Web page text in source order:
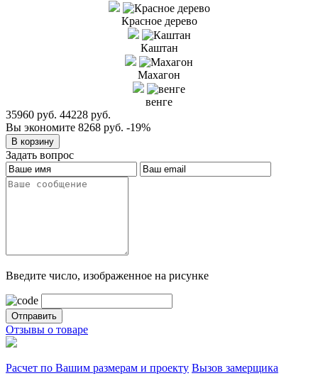
Красное дерево
Каштан
Махагон
венге
35960 руб. 44228 руб.
Вы экономите 8268 руб. -19%
Задать вопрос
Введите число, изображенное на рисунке
Отзывы о товаре
Расчет по Вашим размерам и проекту Вызов замерщика